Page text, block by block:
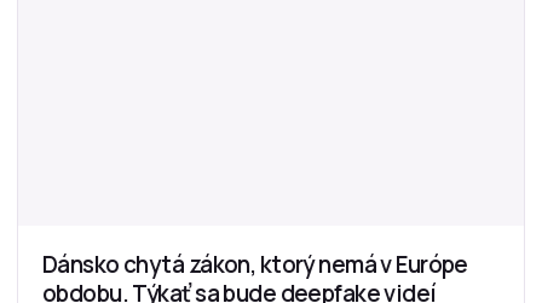
Dánsko chytá zákon, ktorý nemá v Európe
obdobu. Týkať sa bude deepfake videí